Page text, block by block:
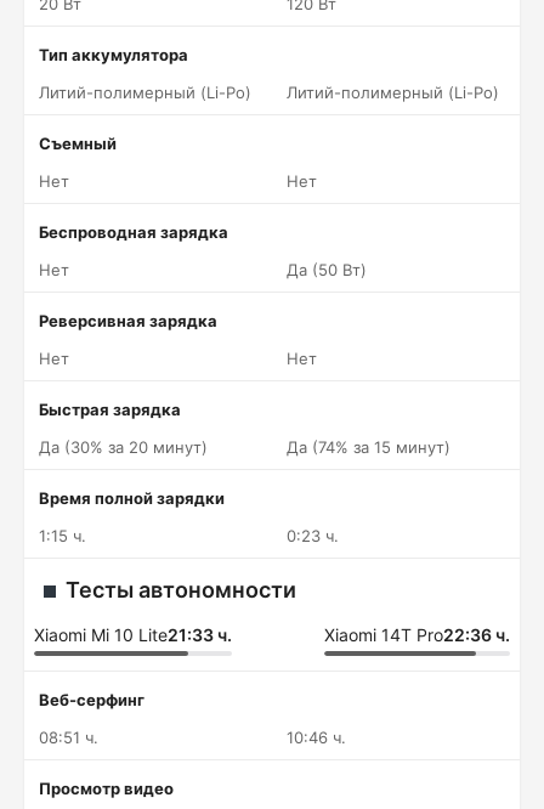
Тип аккумулятора
Литий-полимерный (Li-Po)
Литий-полимерный (Li-Po)
Съемный
Нет
Нет
Беспроводная зарядка
Нет
Да (50 Вт)
Реверсивная зарядка
Нет
Нет
Быстрая зарядка
Да (30% за 20 минут)
Да (74% за 15 минут)
Время полной зарядки
1:15 ч.
0:23 ч.
Тесты автономности
Xiaomi Mi 10 Lite21:33 ч. Xiaomi 14T Pro22:36 ч.
Веб-серфинг
08:51 ч.
10:46 ч.
Просмотр видео